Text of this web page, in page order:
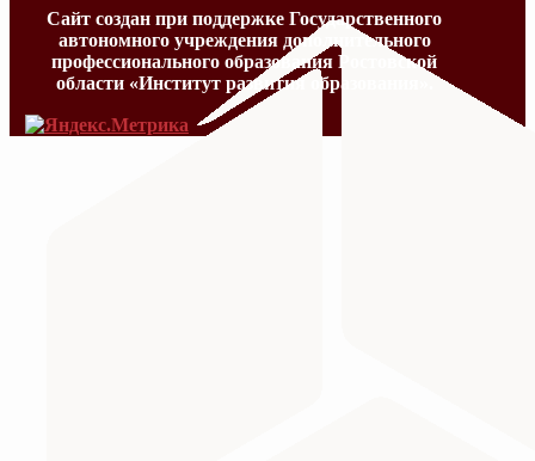
МИНИСТЕРСТВО ПРОСВЕЩЕНИЯ
Сайт создан при поддержке Государственного
автономного учреждения дополнительного
профессионального образования Ростовской
области «Институт развития образования».